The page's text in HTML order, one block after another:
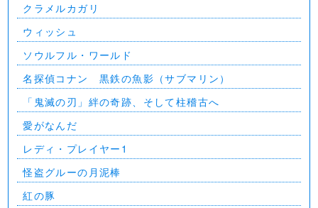
クラメルカガリ
ウィッシュ
ソウルフル・ワールド
名探偵コナン 黒鉄の魚影（サブマリン）
「鬼滅の刃」絆の奇跡、そして柱稽古へ
愛がなんだ
レディ・プレイヤー1
怪盗グルーの月泥棒
紅の豚